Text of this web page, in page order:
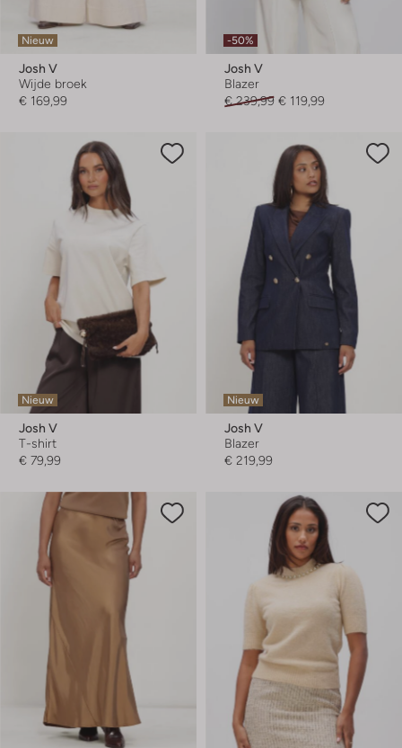
Nieuw
Josh V
Wijde broek
€ 169,99
-50%
Josh V
Blazer
€ 239,99 € 119,99
Nieuw
Josh V
T-shirt
€ 79,99
Nieuw
Josh V
Blazer
€ 219,99